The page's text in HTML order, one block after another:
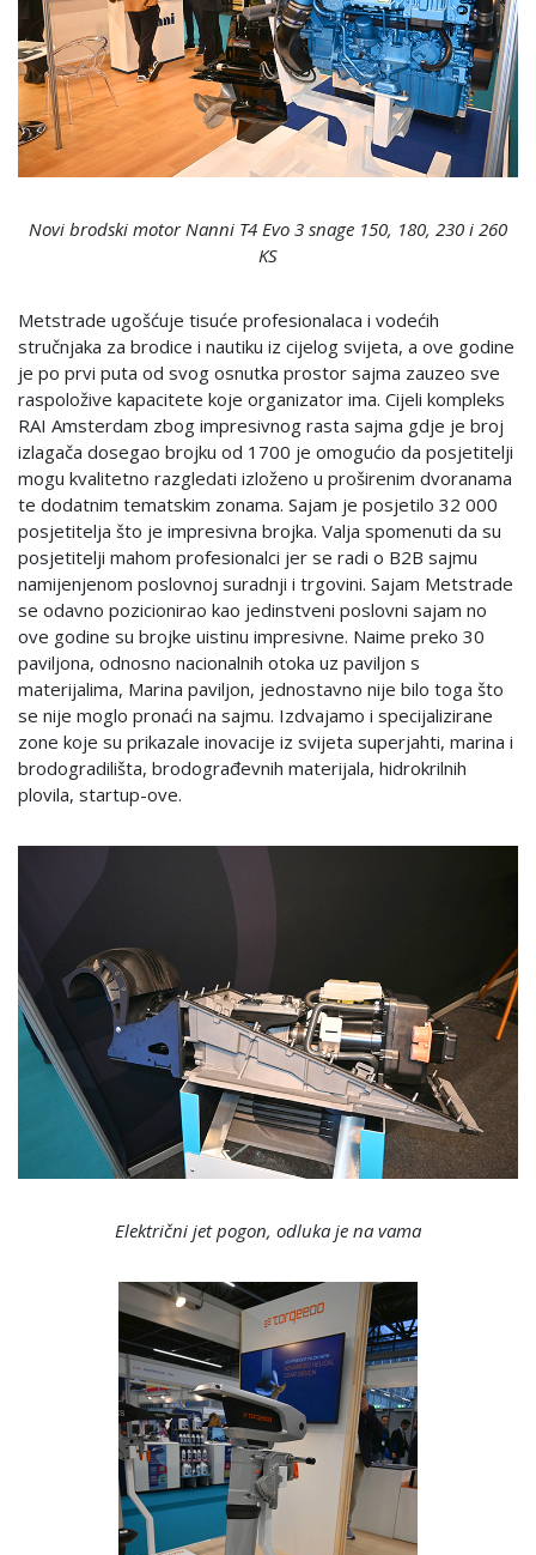
Novi brodski motor Nanni T4 Evo 3 snage 150, 180, 230 i 260
KS
Metstrade ugošćuje tisuće profesionalaca i vodećih
stručnjaka za brodice i nautiku iz cijelog svijeta, a ove godine
je po prvi puta od svog osnutka prostor sajma zauzeo sve
raspoložive kapacitete koje organizator ima. Cijeli kompleks
RAI Amsterdam zbog impresivnog rasta sajma gdje je broj
izlagača dosegao brojku od 1700 je omogućio da posjetitelji
mogu kvalitetno razgledati izloženo u proširenim dvoranama
te dodatnim tematskim zonama. Sajam je posjetilo 32 000
posjetitelja što je impresivna brojka. Valja spomenuti da su
posjetitelji mahom profesionalci jer se radi o B2B sajmu
namijenjenom poslovnoj suradnji i trgovini. Sajam Metstrade
se odavno pozicionirao kao jedinstveni poslovni sajam no
ove godine su brojke uistinu impresivne. Naime preko 30
paviljona, odnosno nacionalnih otoka uz paviljon s
materijalima, Marina paviljon, jednostavno nije bilo toga što
se nije moglo pronaći na sajmu. Izdvajamo i specijalizirane
zone koje su prikazale inovacije iz svijeta superjahti, marina i
brodogradilišta, brodograđevnih materijala, hidrokrilnih
plovila, startup-ove.
Električni jet pogon, odluka je na vama